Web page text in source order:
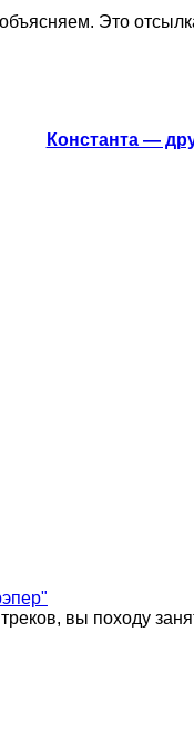
объясняем. Это
Константа —
вы походу